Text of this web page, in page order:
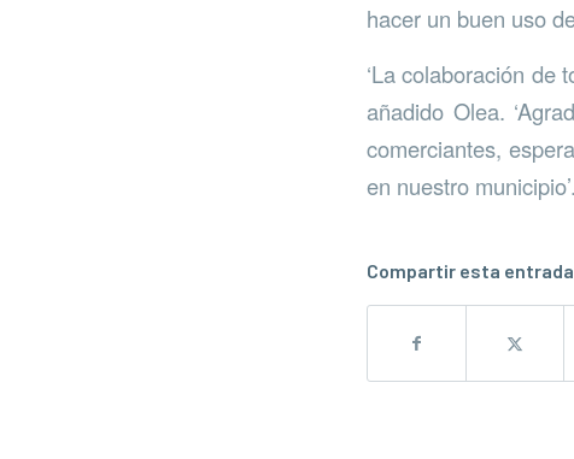
hacer un buen uso
‘La colaboración de
añadido Olea.
comerciantes,
en nuestro municipio’.
Compartir esta entrada